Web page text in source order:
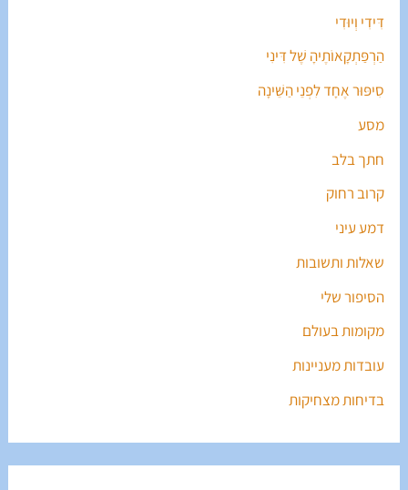
דִּידִי וְיוּדִי
הַרְפַּתְקָאוֹתֶיהָ שֶׁל דִּינִי
סִיפּוּר אֶחָד לִפְנֵי הַשֵּׁינָה
מסע
חתך בלב
קרוב רחוק
דמע עיני
שאלות ותשובות
הסיפור שלי
מקומות בעולם
עובדות מעניינות
בדיחות מצחיקות